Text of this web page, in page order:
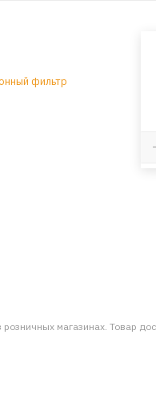
фильтр
розничных магазинах. Товар